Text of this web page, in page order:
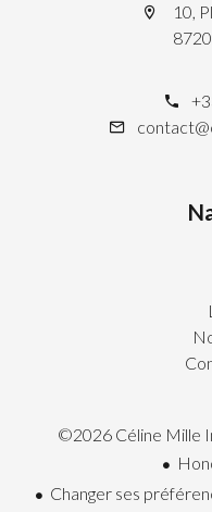
10,
©2026 Céline Mille
Changer ses